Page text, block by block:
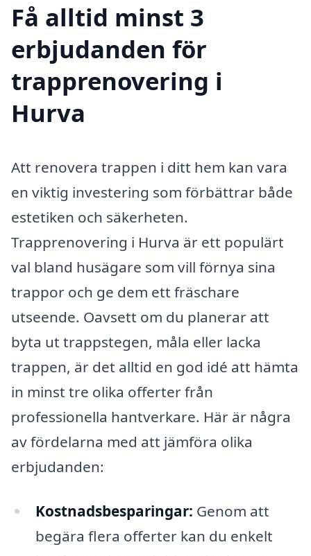
Få alltid minst 3
erbjudanden för
trapprenovering i
Hurva
Att renovera trappen i ditt hem kan vara
en viktig investering som förbättrar både
estetiken och säkerheten.
Trapprenovering i Hurva är ett populärt
val bland husägare som vill förnya sina
trappor och ge dem ett fräschare
utseende. Oavsett om du planerar att
byta ut trappstegen, måla eller lacka
trappen, är det alltid en god idé att hämta
in minst tre olika offerter från
professionella hantverkare. Här är några
av fördelarna med att jämföra olika
erbjudanden:
Kostnadsbesparingar: Genom att
begära flera offerter kan du enkelt